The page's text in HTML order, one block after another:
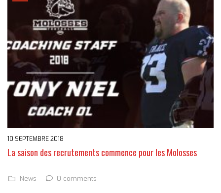
10 SEPTEMBRE 2018
La saison des recrutements commence pour les Molosses
News 0 comments